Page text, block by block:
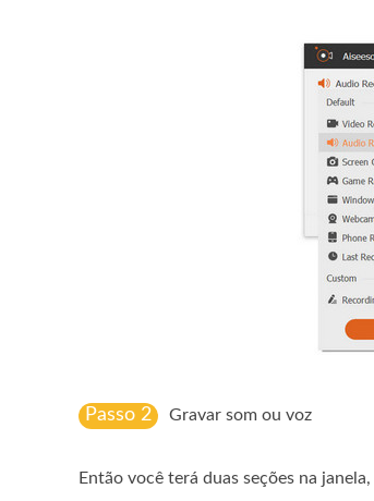
Passo 2 Gravar som ou voz
Então você terá duas seções na janela,